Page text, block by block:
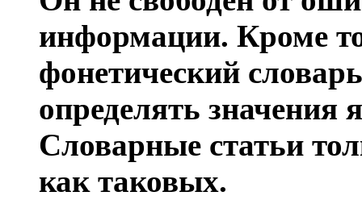
информации. Кроме
фонетический
определять значения
Словарные статьи
как таковых.